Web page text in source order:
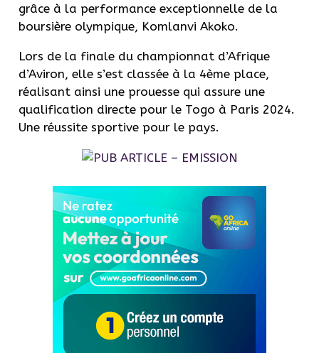
grâce à la performance exceptionnelle de la
boursière olympique, Komlanvi Akoko.
Lors de la finale du championnat d’Afrique
d’Aviron, elle s’est classée à la 4ème place,
réalisant ainsi une prouesse qui assure une
qualification directe pour le Togo à Paris 2024.
Une réussite sportive pour le pays.